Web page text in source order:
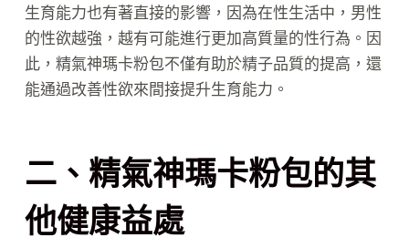
生育能力也有著直接的影響，因為在性生活中，男性
的性欲越強，越有可能進行更加高質量的性行為。因
此，精氣神瑪卡粉包不僅有助於精子品質的提高，還
能通過改善性欲來間接提升生育能力。
二、精氣神瑪卡粉包的其
他健康益處